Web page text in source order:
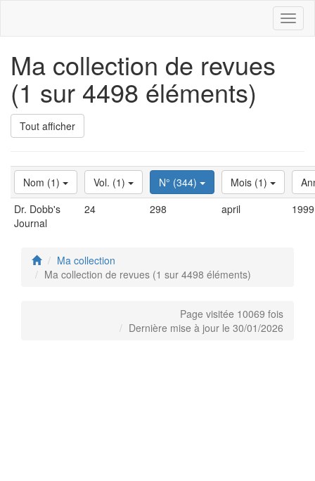
Ma collection de revues
(1 sur 4498 éléments)
Tout afficher
Nom (1) Vol. (1) N° (344) Mois (1)
Dr. Dobb's
Journal
24 298 april 1999
Ma collection
Ma collection de revues (1 sur 4498 éléments)
Page visitée 10069 fois
Dernière mise à jour le 30/01/2026